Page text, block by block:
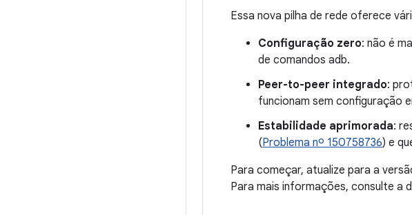
Essa nova pilha de rede oferece
Configuração zero: não é
de comandos adb.
Peer-to-peer integrado:
funcionam sem configuração
Estabilidade aprimorada:
(Problema nº 150758736) e
Para começar, atualize para a
Para mais informações, consulte a